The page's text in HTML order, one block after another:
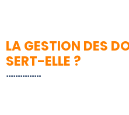
LA GESTION DES
SERT-ELLE ?